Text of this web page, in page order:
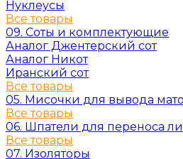
Нуклеусы
Все товары
09. Соты и комплектующие
Аналог Джентерский сот
Аналог Никот
Иранский сот
Все товары
05. Мисочки для вывода
Все товары
06. Шпатели для переноса
Все товары
07. Изоляторы